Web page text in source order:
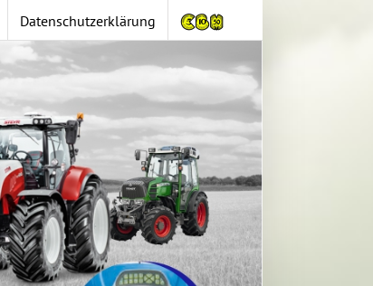
Datenschutzerklärung